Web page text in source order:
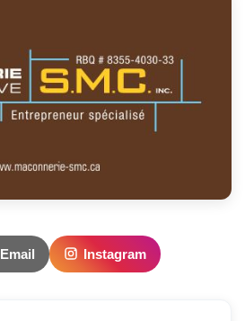
Email Instagram